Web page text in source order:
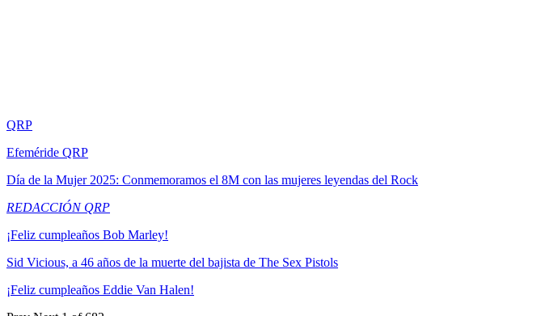
QRP
Efeméride QRP
Día de la Mujer 2025: Conmemoramos el 8M con las mujeres leyendas del Rock
REDACCIÓN QRP
¡Feliz cumpleaños Bob Marley!
Sid Vicious, a 46 años de la muerte del bajista de The Sex Pistols
¡Feliz cumpleaños Eddie Van Halen!